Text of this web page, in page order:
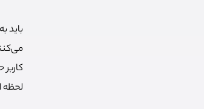
باید
لحظه